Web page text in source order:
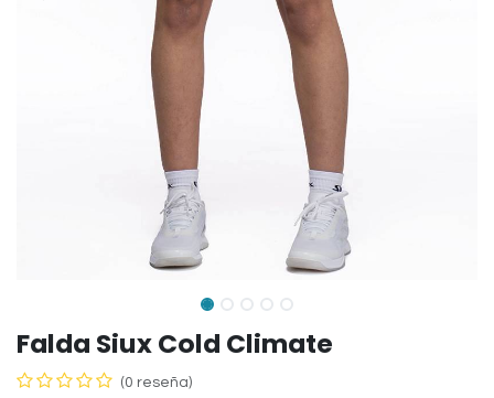
Falda Siux Cold Climate
(0 reseña)